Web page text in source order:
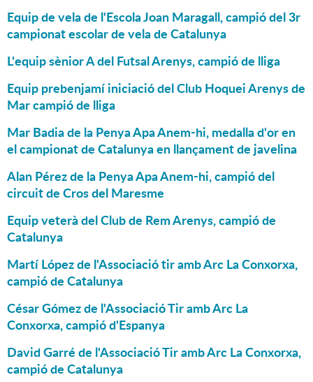
Equip de vela de l'Escola Joan Maragall, campió del 3r
campionat escolar de vela de Catalunya
L'equip sènior A del Futsal Arenys, campió de lliga
Equip prebenjamí iniciació del Club Hoquei Arenys de
Mar campió de lliga
Mar Badia de la Penya Apa Anem-hi, medalla d'or en
el campionat de Catalunya en llançament de javelina
Alan Pérez de la Penya Apa Anem-hi, campió del
circuit de Cros del Maresme
Equip veterà del Club de Rem Arenys, campió de
Catalunya
Martí López de l'Associació tir amb Arc La Conxorxa,
campió de Catalunya
César Gómez de l'Associació Tir amb Arc La
Conxorxa, campió d'Espanya
David Garré de l'Associació Tir amb Arc La Conxorxa,
campió de Catalunya